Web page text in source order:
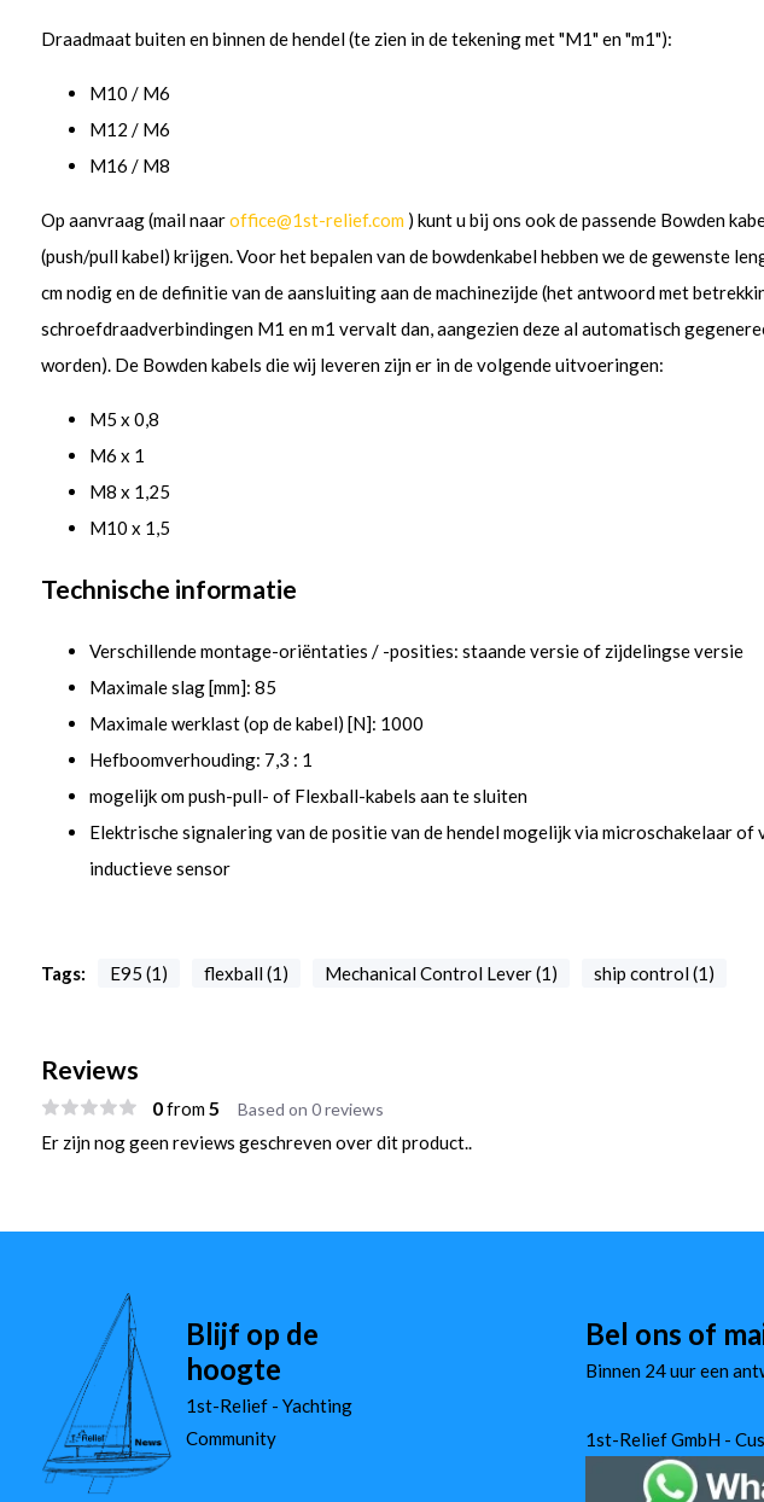
Draadmaat buiten en binnen de hendel (te zien in de tekening met "M1" en "m1"):
M10 / M6
M12 / M6
M16 / M8
Op aanvraag (mail naaroffice@1st-relief.com) kunt u bij ons ook de passende Bowden
(push/pull kabel) krijgen. Voor het bepalen van de bowdenkabel hebben we de gewenste
cm nodig en de definitie van de aansluiting aan de machinezijde (het antwoord met
schroefdraadverbindingen M1 en m1 vervalt dan, aangezien deze al automatisch
worden). De Bowden kabels die wij leveren zijn er in de volgende uitvoeringen:
M5 x 0,8
M6 x 1
M8 x 1,25
M10 x 1,5
Technische informatie
Verschillende montage-oriëntaties / -posities: staande versie of zijdelingse versie
Maximale slag [mm]: 85
Maximale werklast (op de kabel) [N]: 1000
Hefboomverhouding: 7,3 : 1
mogelijk om push-pull- of Flexball-kabels aan te sluiten
Elektrische signalering van de positie van de hendel mogelijk via microschakelaar of
inductieve sensor
Tags: E95 (1) flexball (1) Mechanical Control Lever (1) ship control (1)
Reviews
0from 5 Based on 0 reviews
Er zijn nog geen reviews geschreven over dit product..
Blijf op de
hoogte
1st-Relief - Yachting
Community
Bel ons of
Binnen 24 uur een
1st-Relief GmbH -